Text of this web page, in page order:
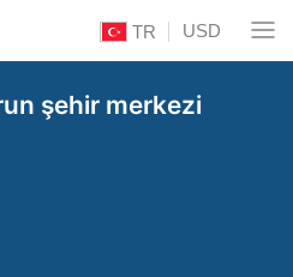
TR USD
şehir merkezi